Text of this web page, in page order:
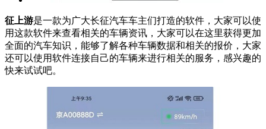
征上游是一款为广大长征汽车车主们打造的软件，大家可以使
用这款软件来查看相关的车辆资讯，大家可以在这里获得更加
全面的汽车知识，能够了解各种车辆数据和相关的报价，大家
还可以使用软件连接自己的车辆来进行相关的服务，感兴趣的
快来试试吧。